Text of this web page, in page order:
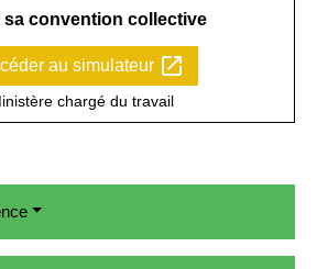
sa convention collective
au simulateur open_in_new
chargé du travail